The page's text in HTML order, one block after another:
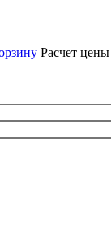
Расчет цены